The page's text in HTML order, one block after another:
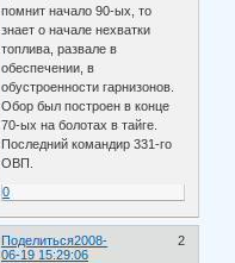
помнит начало 90-ых, то
знает о начале нехватки
топлива, развале в
обеспечении, в
обустроенности гарнизонов.
Обор был построен в конце
70-ых на болотах в тайге.
Последний командир 331-го
ОВП.
0
Поделиться 2
2008-
06-19 15:29:06